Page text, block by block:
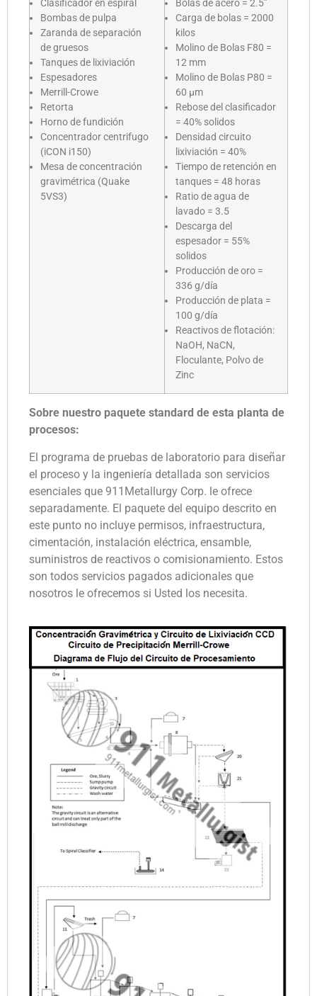
Clasificador en espiral
Bombas de pulpa
Zaranda de separación
de gruesos
Tanques de lixiviación
Espesadores
Merrill-Crowe
Retorta
Horno de fundición
Concentrador centrifugo
(iCON i150)
Mesa de concentración
gravimétrica (Quake
5VS3)
Bolas de acero = 2.5”
Carga de bolas = 2000
kilos
Molino de Bolas F80 =
12 mm
Molino de Bolas P80 =
60 µm
Rebose del clasificador
= 40% solidos
Densidad circuito
lixiviación = 40%
Tiempo de retención en
tanques = 48 horas
Ratio de agua de
lavado = 3.5
Descarga del
espesador = 55%
solidos
Producción de oro =
336 g/día
Producción de plata =
100 g/día
Reactivos de flotación:
NaOH, NaCN,
Floculante, Polvo de
Zinc
Sobre nuestro paquete standard de esta planta de
procesos:
El programa de pruebas de laboratorio para diseñar
el proceso y la ingeniería detallada son servicios
esenciales que 911Metallurgy Corp. le ofrece
separadamente. El paquete del equipo descrito en
este punto no incluye permisos, infraestructura,
cimentación, instalación eléctrica, ensamble,
suministros de reactivos o comisionamiento. Estos
son todos servicios pagados adicionales que
nosotros le ofrecemos si Usted los necesita.